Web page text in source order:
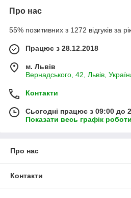
Про нас
55% позитивних з 1272 відгуків за
Працює з 28.12.2018
м. Львів
Вернадського, 42, Львів,
Контакти
Сьогодні працює з 09:00 до
Показати весь графік роботи
Про нас
Контакти